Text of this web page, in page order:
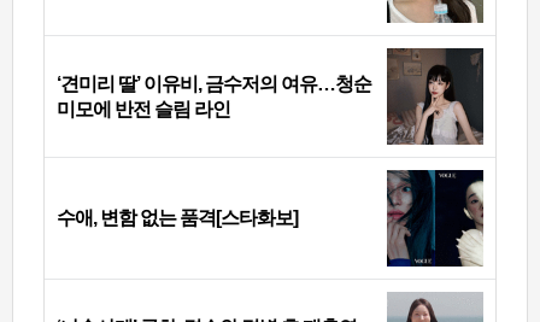
‘견미리 딸’ 이유비, 금수저의 여유…청순
미모에 반전 슬림 라인
수애, 변함 없는 품격[스타화보]